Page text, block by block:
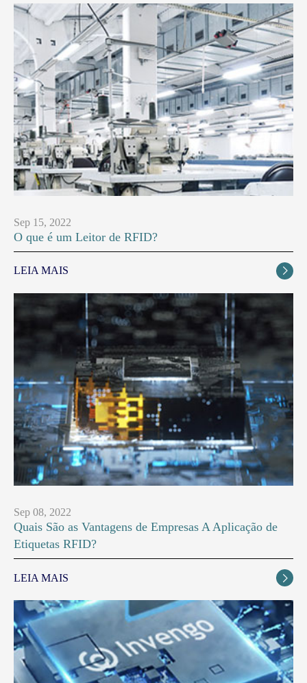
Sep 15, 2022
O que é um Leitor de RFID?
LEIA MAIS 
Sep 08, 2022
Quais São as Vantagens de Empresas A Aplicação de
Etiquetas RFID?
LEIA MAIS 